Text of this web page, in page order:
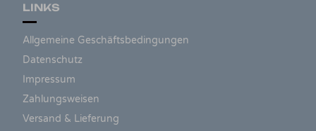
LINKS
Allgemeine Geschäftsbedingungen
Datenschutz
Impressum
Zahlungsweisen
Versand & Lieferung